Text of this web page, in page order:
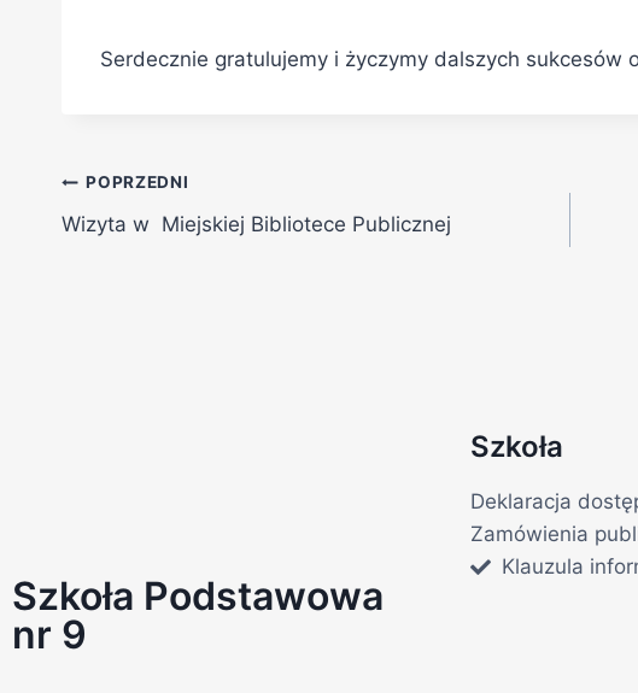
Serdecznie gratulujemy i życzymy dalszych sukcesów
POPRZEDNI
Wizyta w Miejskiej Bibliotece Publicznej
Szkoła Podstawowa
nr 9
Szkoła
Deklaracja
Zamówienia
Klauzula